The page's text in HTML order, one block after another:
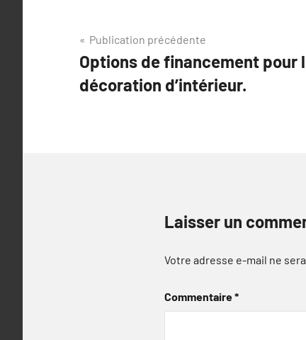
Navigation
de
l’article
Publication précédente
Options de financement pour
décoration d’intérieur.
Laisser un
Votre adresse e-mail ne
Commentaire*